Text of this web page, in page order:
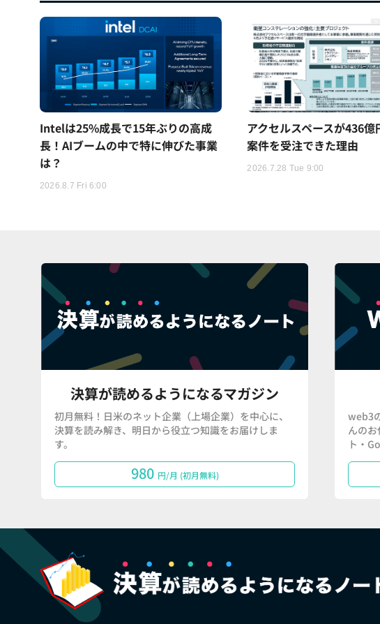
Intelは25%成長で15年ぶりの高成
長！AIブームの中で特に伸びた事業
は？
2026.8.7 Fri 6:00
アクセルスペースが436億
案件を受注できた理由
2026.7.28 Tue 9:00
決算が読めるようになるマガジン
初月無料！日米のネット企業（上場企業）を中心に、
決算を読み解き、明日から役立つ知識をお届けしま
す。
980 円/月 (初月無料)
web3
んの
ト・